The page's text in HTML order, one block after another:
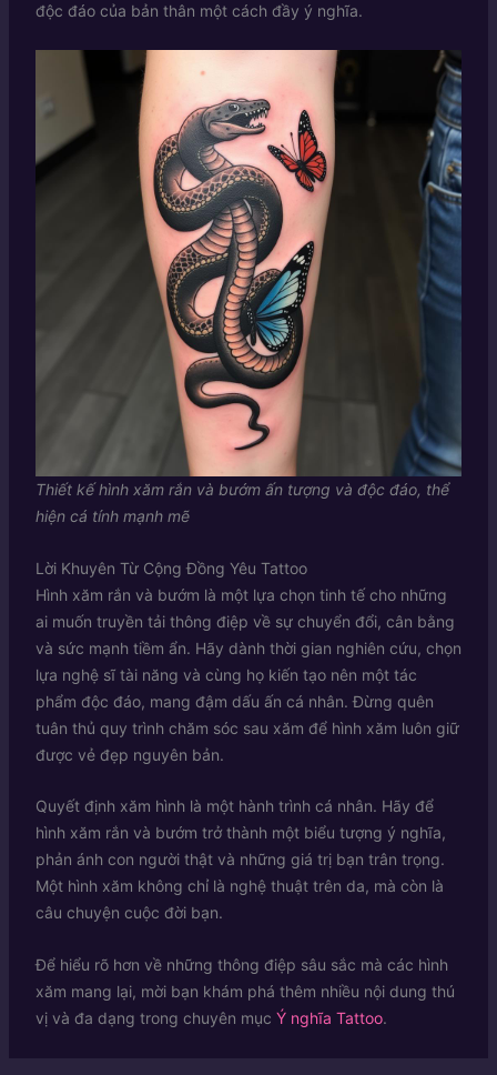
độc đáo của bản thân một cách đầy ý nghĩa.
Thiết kế hình xăm rắn và bướm ấn tượng và độc đáo, thể
hiện cá tính mạnh mẽ
Lời Khuyên Từ Cộng Đồng Yêu Tattoo
Hình xăm rắn và bướm là một lựa chọn tinh tế cho những
ai muốn truyền tải thông điệp về sự chuyển đổi, cân bằng
và sức mạnh tiềm ẩn. Hãy dành thời gian nghiên cứu, chọn
lựa nghệ sĩ tài năng và cùng họ kiến tạo nên một tác
phẩm độc đáo, mang đậm dấu ấn cá nhân. Đừng quên
tuân thủ quy trình chăm sóc sau xăm để hình xăm luôn giữ
được vẻ đẹp nguyên bản.
Quyết định xăm hình là một hành trình cá nhân. Hãy để
hình xăm rắn và bướm trở thành một biểu tượng ý nghĩa,
phản ánh con người thật và những giá trị bạn trân trọng.
Một hình xăm không chỉ là nghệ thuật trên da, mà còn là
câu chuyện cuộc đời bạn.
Để hiểu rõ hơn về những thông điệp sâu sắc mà các hình
xăm mang lại, mời bạn khám phá thêm nhiều nội dung thú
vị và đa dạng trong chuyên mục Ý nghĩa Tattoo.